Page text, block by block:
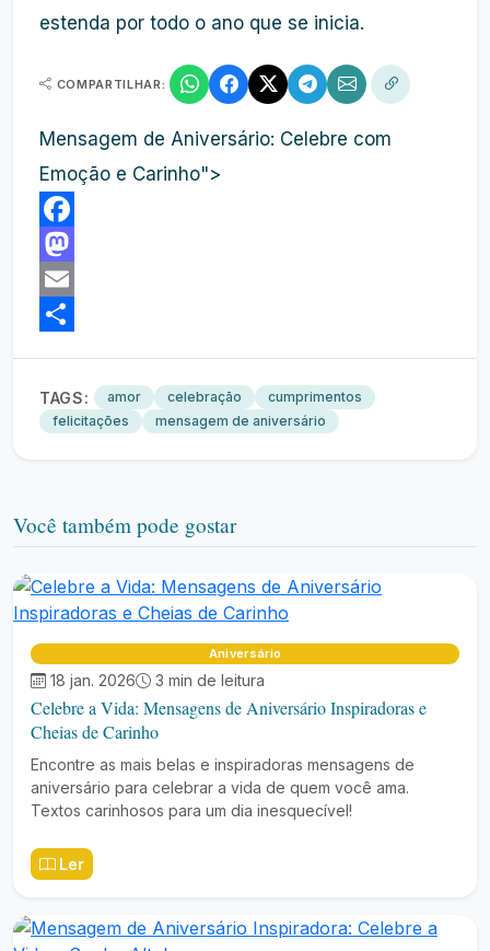
estenda por todo o ano que se inicia.
COMPARTILHAR:
Mensagem de Aniversário: Celebre com
Emoção e Carinho">
Facebook
Mastodon
Email
TAGS: amor celebração
cumprimentos
felicitações
mensagem de aniversário
Você também pode gostar
Aniversário
18 jan. 2026 3 min de leitura
Celebre a Vida: Mensagens de Aniversário Inspiradoras e
Cheias de Carinho
Encontre as mais belas e inspiradoras mensagens de
aniversário para celebrar a vida de quem você ama.
Textos carinhosos para um dia inesquecível!
Ler